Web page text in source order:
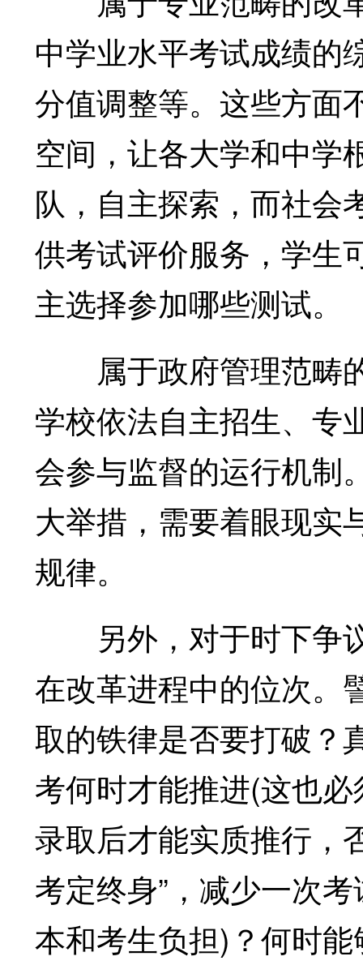
中学业水平考试成绩的
分值调整等。这些方面
空间，让各大学和中学
队，自主探索，而社会
供考试评价服务，学生
主选择参加哪些测试。
属于政府管理范畴
学校依法自主招生、专
会参与监督的运行机制
大举措，需要着眼现实
规律。
另外，对于时下争
在改革进程中的位次。
取的铁律是否要打破？
考何时才能推进(这也
录取后才能实质推行，
考定终身”，减少一次
本和考生负担)？何时